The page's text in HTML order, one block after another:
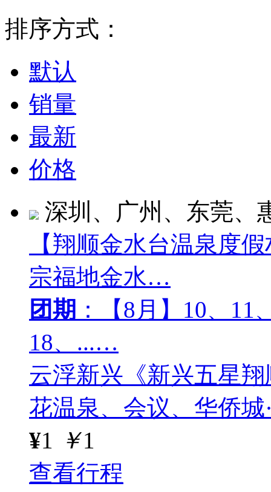
排序方式：
默认
销量
最新
价格
深圳、广州、东莞、
【翔顺金水台温泉度
宗福地金水…
团期 ：【8月】10、11
18、...…
云浮新兴《新兴五星
花温泉、会议、华侨城
¥1 ￥1
查看行程